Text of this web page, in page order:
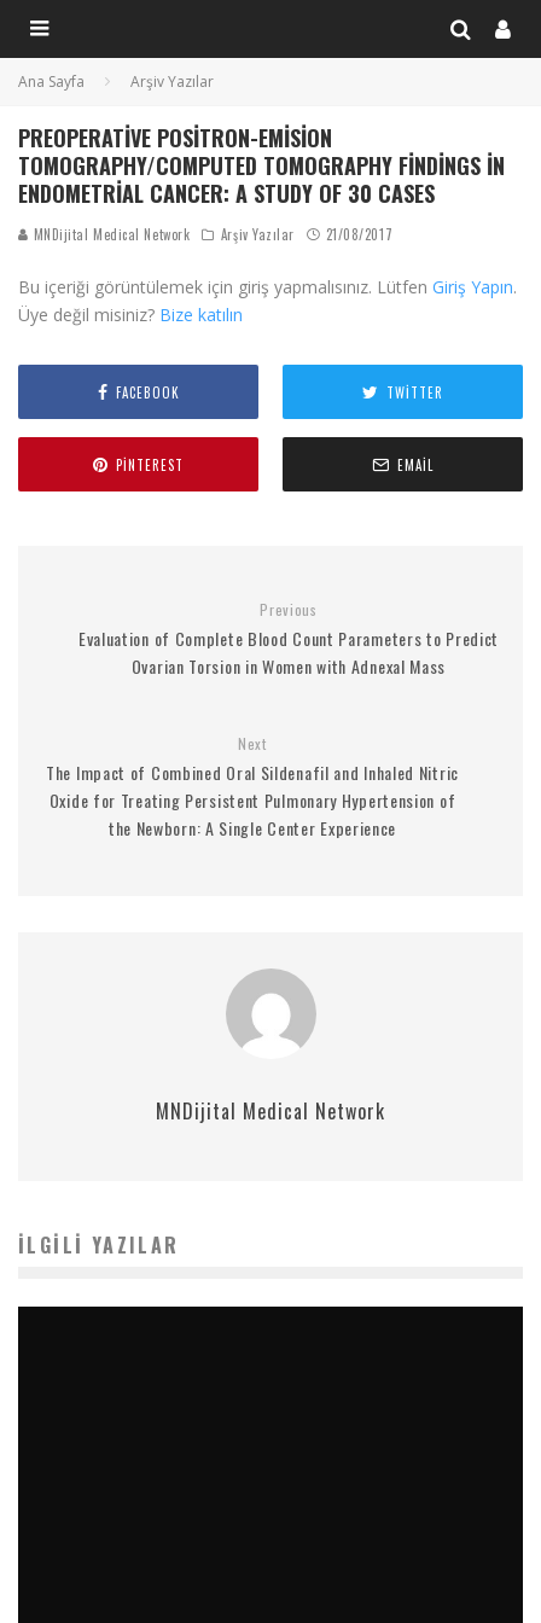
Ana Sayfa Arşiv Yazılar
PREOPERATIVE POSITRON-EMISION
TOMOGRAPHY/COMPUTED TOMOGRAPHY FINDINGS IN
ENDOMETRIAL CANCER: A STUDY OF 30 CASES
MNDijital Medical Network Arşiv Yazılar 21/08/2017
Bu içeriği görüntülemek için giriş yapmalısınız. Lütfen Giriş Yapın.
Üye değil misiniz? Bize katılın
FACEBOOK TWITTER
PINTEREST EMAIL
Previous
Evaluation of Complete Blood Count Parameters to Predict
Ovarian Torsion in Women with Adnexal Mass
Next
The Impact of Combined Oral Sildenafil and Inhaled Nitric
Oxide for Treating Persistent Pulmonary Hypertension of
the Newborn: A Single Center Experience
MNDijital Medical Network
İLGILI YAZILAR